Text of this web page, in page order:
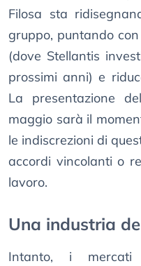
Filosa sta
gruppo, puntando
(dove Stellantis
prossimi anni) e
La presentazione
maggio sarà il
le indiscrezioni di
accordi vincolanti o
lavoro.
Una industria
Intanto, i mercati